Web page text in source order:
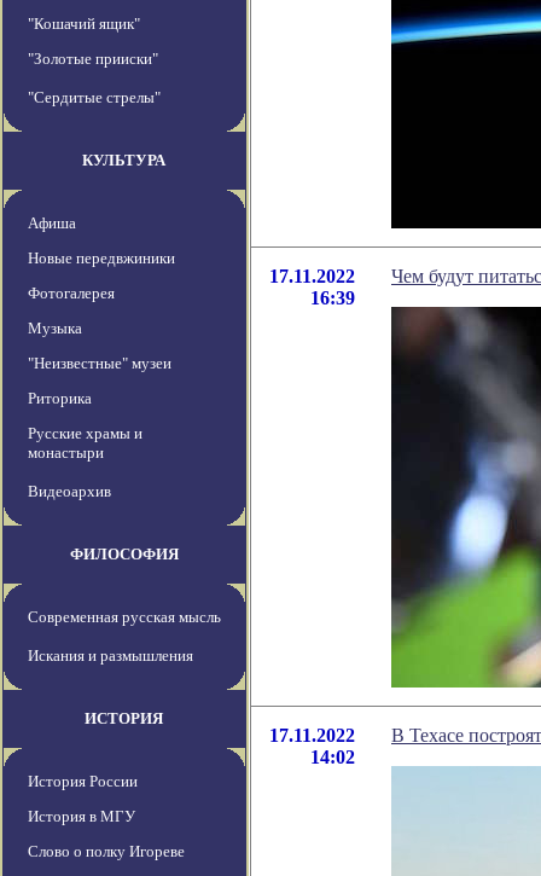
"Кошачий ящик"
"Золотые прииски"
"Сердитые стрелы"
КУЛЬТУРА
Афиша
Новые передвжиники
Фотогалерея
Музыка
"Неизвестные" музеи
Риторика
Русские храмы и
монастыри
Видеоархив
ФИЛОСОФИЯ
Современная русская мысль
Искания и размышления
ИСТОРИЯ
История России
История в МГУ
Слово о полку Игореве
17.11.2022
16:39
Чем будут
17.11.2022
14:02
В Техасе